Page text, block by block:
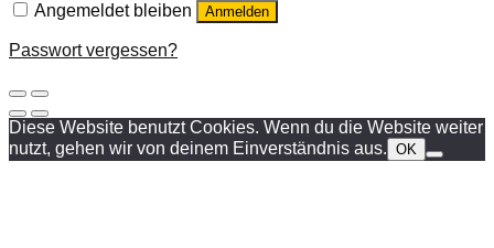
Angemeldet bleiben Anmelden
Passwort vergessen?
Diese Website benutzt Cookies. Wenn du die Website weiter
nutzt, gehen wir von deinem Einverständnis aus. OK